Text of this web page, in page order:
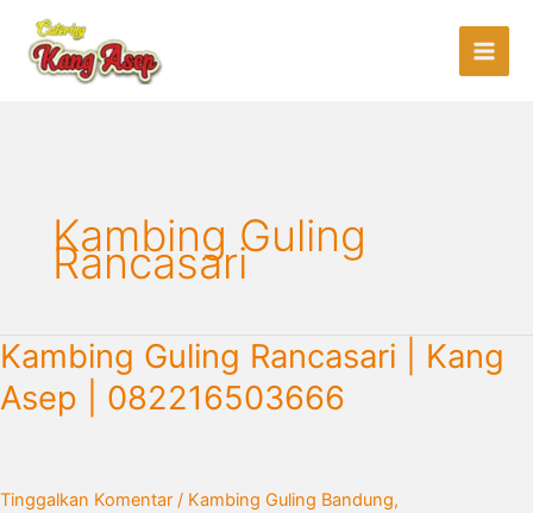
konten
Kambing Guling
Rancasari
Kambing Guling Rancasari | Kang
Asep | 082216503666
Tinggalkan Komentar / Kambing Guling Bandung,
Kambing
Guling
Rancasari